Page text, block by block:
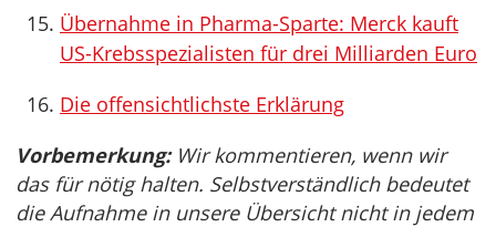
Übernahme in Pharma-Sparte: Merck kauft
US-Krebsspezialisten für drei Milliarden Euro
Die offensichtlichste Erklärung
Vorbemerkung:Wir kommentieren, wenn wir
das für nötig halten. Selbstverständlich bedeutet
die Aufnahme in unsere Übersicht nicht in jedem